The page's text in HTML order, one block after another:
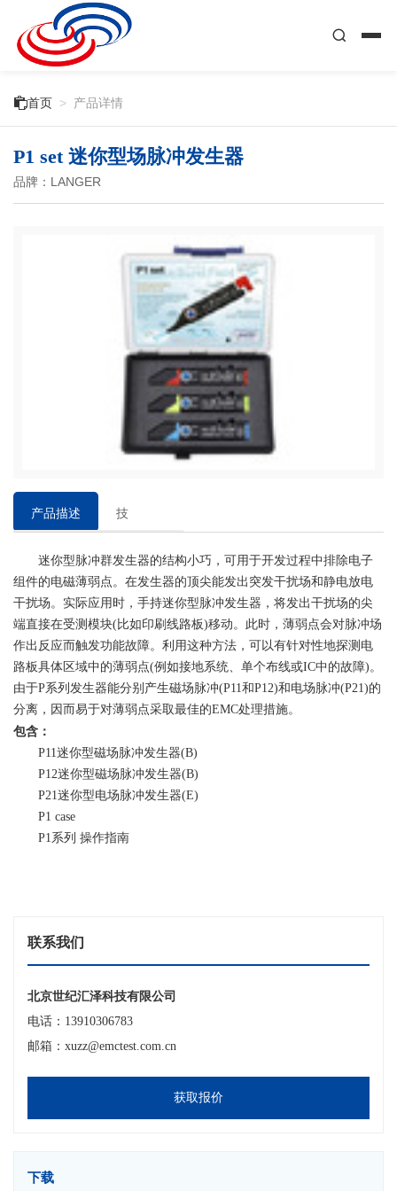
首页 > 产品详情
P1 set 迷你型场脉冲发生器
品牌：LANGER
产品描述
技
参
数
迷你型脉冲群发生器的结构小巧，可用于开发过程中排除电子
组件的电磁薄弱点。在发生器的顶尖能发出突发干扰场和静电放电
干扰场。实际应用时，手持迷你型脉冲发生器，将发出干扰场的尖
端直接在受测模块(比如印刷线路板)移动。此时，薄弱点会对脉冲场
作出反应而触发功能故障。利用这种方法，可以有针对性地探测电
路板具体区域中的薄弱点(例如接地系统、单个布线或IC中的故障)。
由于P系列发生器能分别产生磁场脉冲(P11和P12)和电场脉冲(P21)的
分离，因而易于对薄弱点采取最佳的EMC处理措施。
包含：
P11迷你型磁场脉冲发生器(B)
P12迷你型磁场脉冲发生器(B)
P21迷你型电场脉冲发生器(E)
P1 case
P1系列 操作指南
联系我们
北京世纪汇泽科技有限公司
电话：13910306783
邮箱：xuzz@emctest.com.cn
获取报价
下载